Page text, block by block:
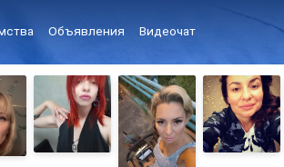
Объявления Видеочат